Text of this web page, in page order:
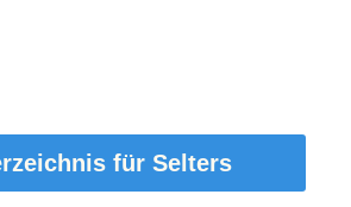
für Selters